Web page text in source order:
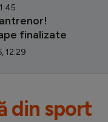
finalizate
12:29
din sport